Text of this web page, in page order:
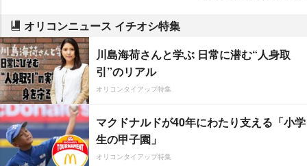
オリコンニュース イチオシ特集
川島海荷さんと学ぶ 日常に潜む“人身取
引”のリアル
オリコンタイアップ特集
マクドナルドが40年にわたり支える「小学
生の甲子園」
オリコンタイアップ特集